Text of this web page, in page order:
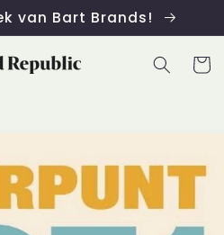
van Bart Brands!